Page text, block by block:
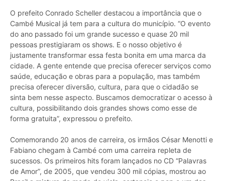
O prefeito Conrado Scheller destacou a importância que o
Cambé Musical já tem para a cultura do município. “O evento
do ano passado foi um grande sucesso e quase 20 mil
pessoas prestigiaram os shows. E o nosso objetivo é
justamente transformar essa festa bonita em uma marca da
cidade. A gente entende que precisa oferecer serviços como
saúde, educação e obras para a população, mas também
precisa oferecer diversão, cultura, para que o cidadão se
sinta bem nesse aspecto. Buscamos democratizar o acesso à
cultura, possibilitando dois grandes shows como esse de
forma gratuita”, expressou o prefeito.
Comemorando 20 anos de carreira, os irmãos César Menotti e
Fabiano chegam à Cambé com uma carreira repleta de
sucessos. Os primeiros hits foram lançados no CD “Palavras
de Amor”, de 2005, que vendeu 300 mil cópias, mostrou ao